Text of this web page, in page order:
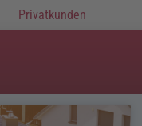
Privatkunden